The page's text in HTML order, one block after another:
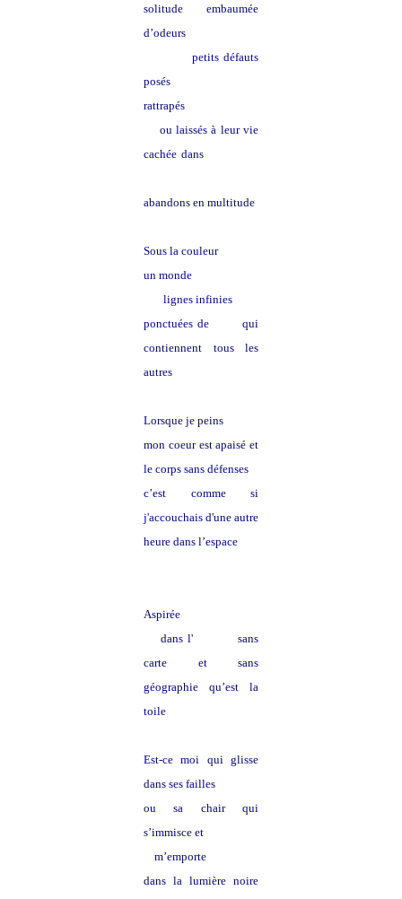
solitude embaumée
d’odeurs
petits défauts
posés
rattrapés
ou laissés à leur vie
cachée dans
abandons en multitude
Sous la couleur
un monde
lignes infinies
ponctuées de
qui
contiennent tous les
autres
Lorsque je peins
mon coeur est apaisé et
le corps sans défenses
c’est comme si
j'accouchais d'une autre
heure dans l’espace
Aspirée
dans l'
sans
carte et sans
géographie qu’est la
toile
Est-ce moi qui glisse
dans ses failles
ou sa chair qui
s’immisce et
m’emporte
dans la lumière noire